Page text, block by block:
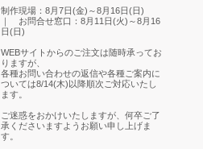
制作現場：8月7日(金)～8月16日(日)
｜ お問合せ窓口：8月11日(火)～8月16
日(日)
WEBサイトからのご注文は随時承ってお
りますが、
各種お問い合わせの返信や各種ご案内に
ついては8/14(木)以降順次ご対応いたし
ます。
ご迷惑をおかけいたしますが、何卒ご了
承くださいますようお願い申し上げま
す。